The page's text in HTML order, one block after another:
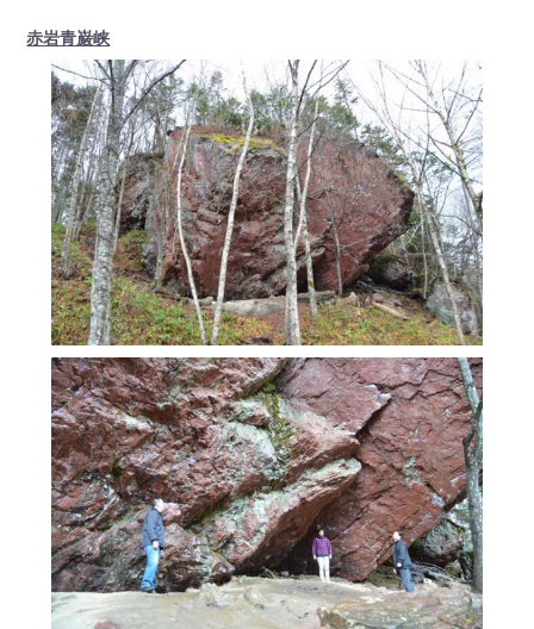
赤岩青巌峡